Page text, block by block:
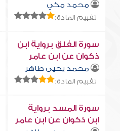
محمد مكي
تقييم المادة:
سورة الفلق برواية ابن
ذكوان عن ابن عامر
محمد يحيى طاهر
تقييم المادة:
سورة المسد برواية
ابن ذكوان عن ابن عامر